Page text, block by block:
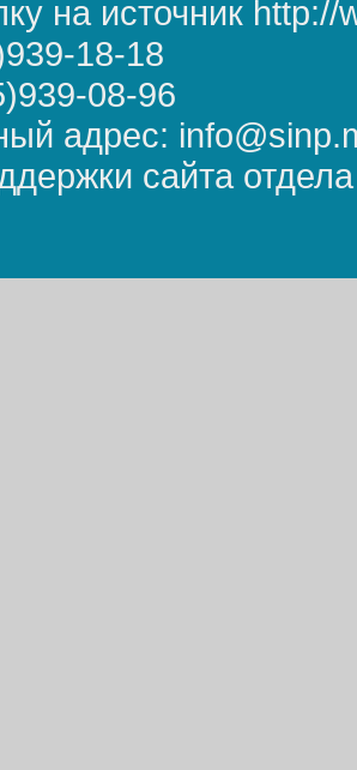
на источник
18-18
08-96
адрес:
сайта